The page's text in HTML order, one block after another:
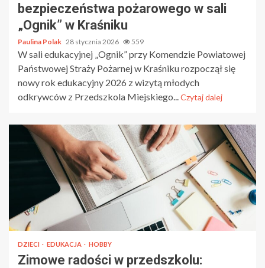
bezpieczeństwa pożarowego w sali
„Ognik” w Kraśniku
Paulina Polak 28 stycznia 2026 559
W sali edukacyjnej „Ognik” przy Komendzie Powiatowej
Państwowej Straży Pożarnej w Kraśniku rozpoczął się
nowy rok edukacyjny 2026 z wizytą młodych
odkrywców z Przedszkola Miejskiego...Czytaj dalej
DZIECI EDUKACJA HOBBY
Zimowe radości w przedszkolu: